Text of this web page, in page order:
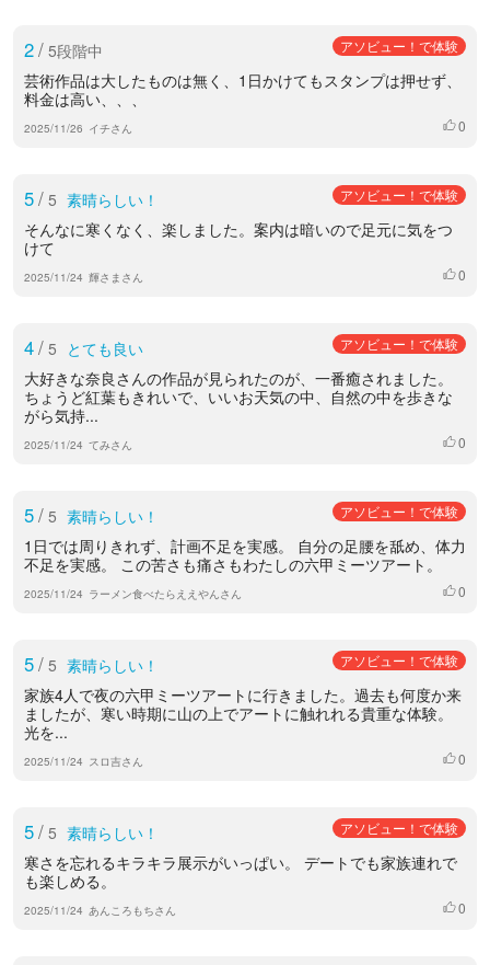
2/ 5段階中 アソビュー！で体験
芸術作品は大したものは無く、1日かけてもスタンプは押せず、
料金は高い、、、
2025/11/26 イチさん いいね
0
5/ 5 素晴らしい！ アソビュー！で体験
そんなに寒くなく、楽しました。案内は暗いので足元に気をつ
けて
2025/11/24 輝さまさん いいね
0
4/ 5 とても良い アソビュー！で体験
大好きな奈良さんの作品が見られたのが、一番癒されました。
ちょうど紅葉もきれいで、いいお天気の中、自然の中を歩きな
がら気持...
2025/11/24 てみさん いいね
0
5/ 5 素晴らしい！ アソビュー！で体験
1日では周りきれず、計画不足を実感。 自分の足腰を舐め、体力
不足を実感。 この苦さも痛さもわたしの六甲ミーツアート。
2025/11/24 ラーメン食べたらええやんさん いいね
0
5/ 5 素晴らしい！ アソビュー！で体験
家族4人で夜の六甲ミーツアートに行きました。過去も何度か来
ましたが、寒い時期に山の上でアートに触れれる貴重な体験。
光を...
2025/11/24 スロ吉さん いいね
0
5/ 5 素晴らしい！ アソビュー！で体験
寒さを忘れるキラキラ展示がいっぱい。 デートでも家族連れで
も楽しめる。
2025/11/24 あんころもちさん いいね
0